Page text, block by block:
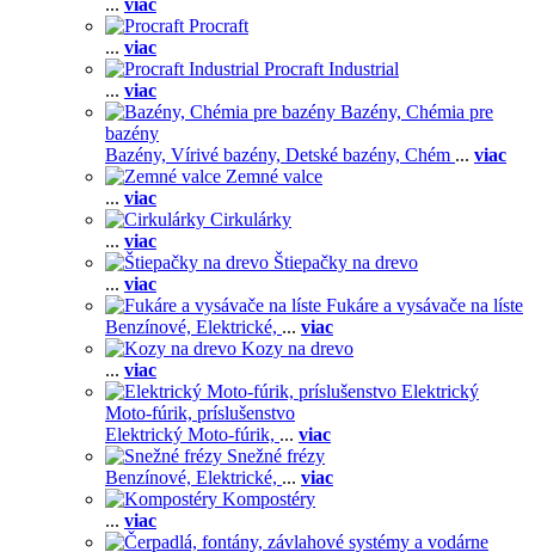
... viac
Procraft
... viac
Procraft Industrial
... viac
Bazény, Chémia pre
bazény
Bazény, Vírivé bazény, Detské bazény, Chém ... viac
Zemné valce
... viac
Cirkulárky
... viac
Štiepačky na drevo
... viac
Fukáre a vysávače na líste
Benzínové, Elektrické, ... viac
Kozy na drevo
... viac
Elektrický
Moto-fúrik, príslušenstvo
Elektrický Moto-fúrik, ... viac
Snežné frézy
Benzínové, Elektrické, ... viac
Kompostéry
... viac